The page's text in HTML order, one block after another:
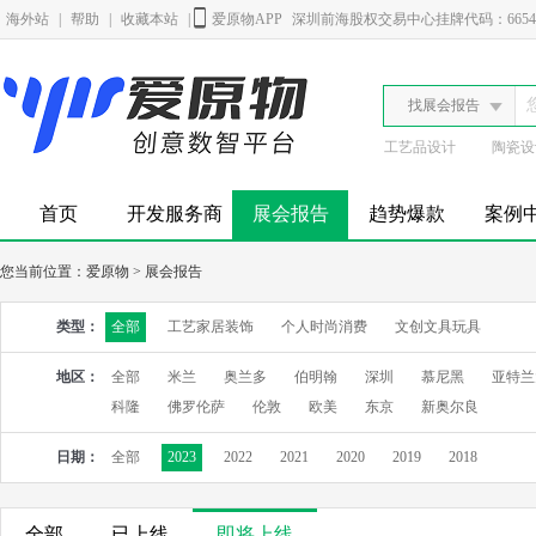
海外站 帮助 收藏本站 爱原物APP 深圳前海股权交易中心挂牌代码：
找展会报告
工艺品设计 陶瓷
首页 开发服务商 展会报告 趋势爆款 案例
您当前位置： 爱原物 > 展会报告
类型： 全部 工艺家居装饰 个人时尚消费 文创文具玩具
地区： 全部 米兰 奥兰多 伯明翰 深圳 慕尼黑
亚特
科隆
佛罗伦萨 伦敦 欧美 东京 新奥尔良
日期： 全部 2023 2022 2021 2020 2019 2018